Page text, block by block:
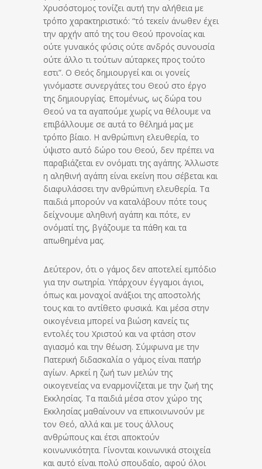
Χρυσόστομος τονίζει αυτή την αλήθεια με
τρόπο χαρακτηριστικό: “τό τεκείν άνωθεν έχει
την αρχήν από της του Θεού προνοίας και
ούτε γυναικός φύσις ούτε ανδρός συνουσία
ούτε άλλο τι τούτων αύταρκες προς τούτο
εστι”. Ο Θεός δημιουργεί και οι γονείς
γινόμαστε συνεργάτες του Θεού στο έργο
της δημιουργίας. Επομένως, ως δώρα του
Θεού να τα αγαπούμε χωρίς να θέλουμε να
επιβάλλουμε σε αυτά το θέλημά μας με
τρόπο βίαιο. Η ανθρώπινη ελευθερία, το
ύψιστο αυτό δώρο του Θεού, δεν πρέπει να
παραβιάζεται εν ονόματι της αγάπης. Άλλωστε
η αληθινή αγάπη είναι εκείνη που σέβεται και
διαφυλάσσει την ανθρώπινη ελευθερία. Τα
παιδιά μπορούν να καταλάβουν πότε τους
δείχνουμε αληθινή αγάπη και πότε, εν
ονόματί της, βγάζουμε τα πάθη και τα
απωθημένα μας.
Δεύτερον, ότι ο γάμος δεν αποτελεί εμπόδιο
για την σωτηρία. Υπάρχουν έγγαμοι άγιοι,
όπως και μοναχοί ανάξιοι της αποστολής
τους και το αντίθετο φυσικά. Και μέσα στην
οικογένεια μπορεί να βιώση κανείς τις
εντολές του Χριστού και να φτάση στον
αγιασμό και την θέωση. Σύμφωνα με την
Πατερική διδασκαλία ο γάμος είναι πατήρ
αγίων. Αρκεί η ζωή των μελών της
οικογενείας να εναρμονίζεται με την ζωή της
Εκκλησίας. Τα παιδιά μέσα στον χώρο της
Εκκλησίας μαθαίνουν να επικοινωνούν με
τον Θεό, αλλά και με τους άλλους
ανθρώπους και έτσι αποκτούν
κοινωνικότητα. Γίνονται κοινωνικά στοιχεία
και αυτό είναι πολύ σπουδαίο, αφού όλοι